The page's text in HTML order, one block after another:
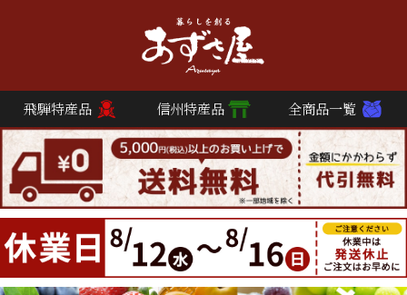
飛騨特産品 信州特産品 全商品一覧